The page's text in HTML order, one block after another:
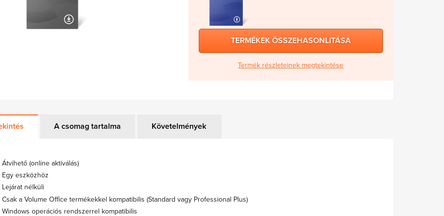
TERMÉKEK ÖSSZEHASONLITÁSA
Termék részleteinek megtekintése
A csomag tartalma Követelmények
Átvihető (online aktiválás)
Egy eszközhöz
Lejárat nélküli
Csak a Volume Office termékekkel kompatibilis (Standard vagy Professional Plus)
Windows operációs rendszerrel kompatibilis